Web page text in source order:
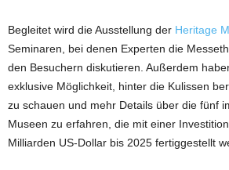
Begleitet wird die Ausstellung der Heritage
Seminaren, bei denen Experten die
den Besuchern diskutieren. Außerdem
exklusive Möglichkeit, hinter die Kulissen
zu schauen und mehr Details über die fünf
Museen zu erfahren, die mit einer
Milliarden US-Dollar bis 2025 fertiggestellt